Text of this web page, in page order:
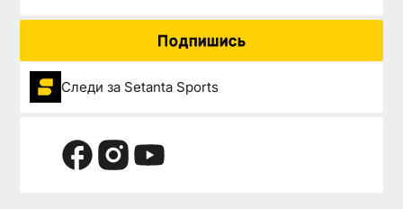
Подпишись
Следи за Setanta Sports